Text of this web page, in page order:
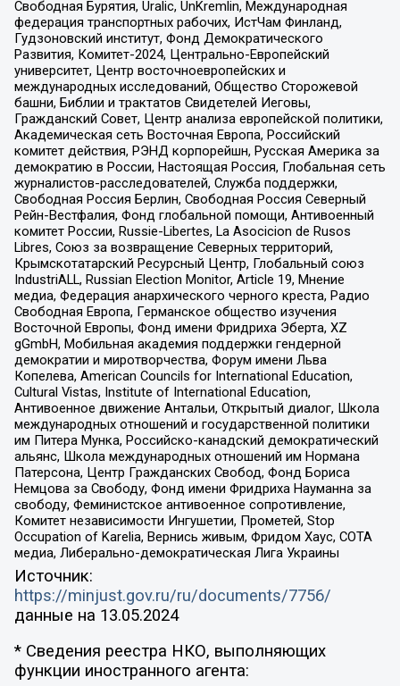
Свободная Бурятия, Uralic, UnKremlin, Международная
федерация транспортных рабочих, ИстЧам Финланд,
Гудзоновский институт, Фонд Демократического
Развития, Комитет-2024, Центрально-Европейский
университет, Центр восточноевропейских и
международных исследований, Общество Сторожевой
башни, Библии и трактатов Свидетелей Иеговы,
Гражданский Совет, Центр анализа европейской политики,
Академическая сеть Восточная Европа, Российский
комитет действия, РЭНД корпорейшн, Русская Америка за
демократию в России, Настоящая Россия, Глобальная сеть
журналистов-расследователей, Служба поддержки,
Свободная Россия Берлин, Свободная Россия Северный
Рейн-Вестфалия, Фонд глобальной помощи, Антивоенный
комитет России, Russie-Libertes, La Asocicion de Rusos
Libres, Союз за возвращение Северных территорий,
Крымскотатарский Ресурсный Центр, Глобальный союз
IndustriALL, Russian Election Monitor, Article 19, Мнение
медиа, Федерация анархического черного креста, Радио
Свободная Европа, Германское общество изучения
Восточной Европы, Фонд имени Фридриха Эберта, XZ
gGmbH, Мобильная академия поддержки гендерной
демократии и миротворчества, Форум имени Льва
Копелева, American Councils for International Education,
Cultural Vistas, Institute of International Education,
Антивоенное движение Антальи, Открытый диалог, Школа
международных отношений и государственной политики
им Питера Мунка, Российско-канадский демократический
альянс, Школа международных отношений им Нормана
Патерсона, Центр Гражданских Свобод, Фонд Бориса
Немцова за Свободу, Фонд имени Фридриха Науманна за
свободу, Феминистское антивоенное сопротивление,
Комитет независимости Ингушетии, Прометей, Stop
Occupation of Karelia, Вернись живым, Фридом Хаус, СОТА
медиа, Либерально-демократическая Лига Украины
Источник:
https://minjust.gov.ru/ru/documents/7756/
данные на 13.05.2024
* Сведения реестра НКО, выполняющих
функции иностранного агента: